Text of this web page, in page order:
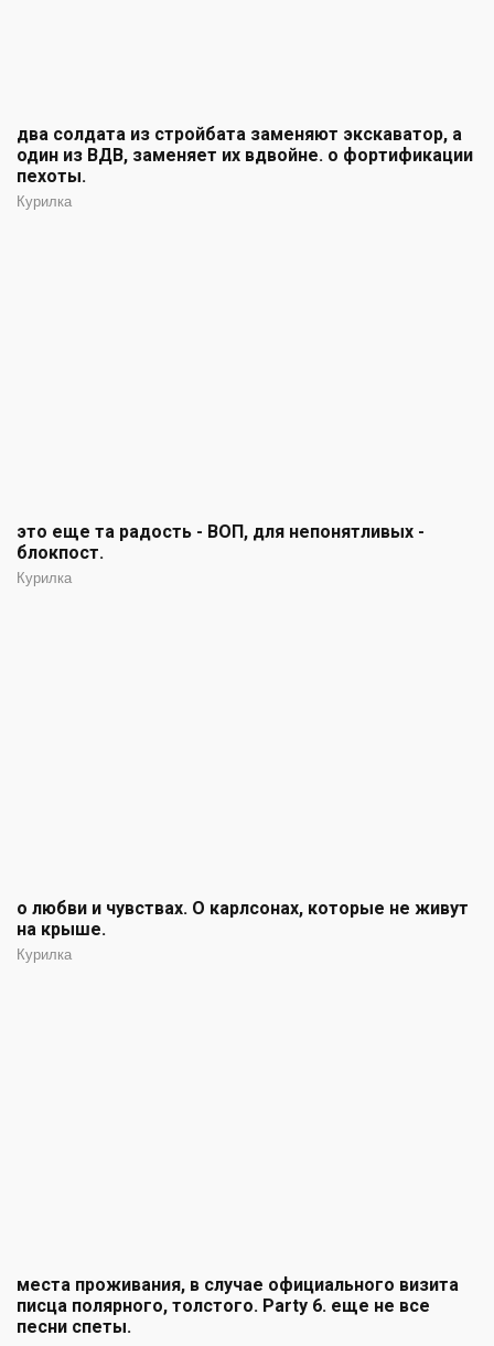
два солдата из стройбата заменяют экскаватор, а
один из ВДВ, заменяет их вдвойне. о фортификации
пехоты.
Курилка
это еще та радость - ВОП, для непонятливых -
блокпост.
Курилка
о любви и чувствах. О карлсонах, которые не живут
на крыше.
Курилка
места проживания, в случае официального визита
писца полярного, толстого. Party 6. еще не все
песни спеты.